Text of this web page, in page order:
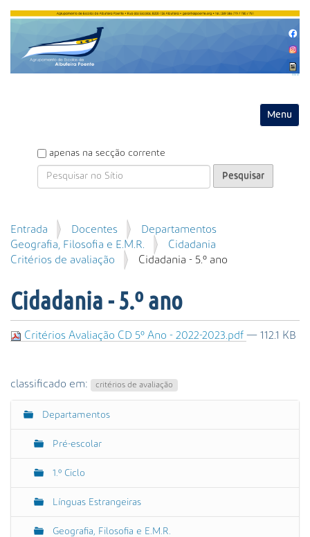
Toggle
P
e
i
s
a
apenas na secção corrente
P
e
s
i
a
A
n
Entrada Docentes
Departamentos
Geografia, Filosofia e E.M.R.
Cidadania
Critérios de avaliação
Cidadania - 5.º ano
Cidadania - 5.º ano
Critérios Avaliação CD 5º Ano - 2022-2023.pdf — 112.1 KB
classificado em: critérios de avaliação
N
Departamentos
Pré-escolar
1.º Ciclo
Línguas Estrangeiras
Geografia, Filosofia e E.M.R.